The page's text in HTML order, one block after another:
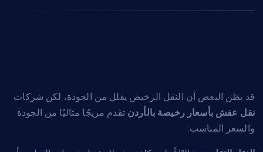
قد يظن البعض أن النقل الرخيص يقلل من الجودة، لكن شركات
نقل عفش بأسعار رخيصة بالأردن تقدم مزيجًا مثاليًا من الجودة
والسعر المناسب: